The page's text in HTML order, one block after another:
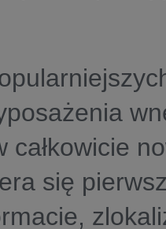
całkowicie
się